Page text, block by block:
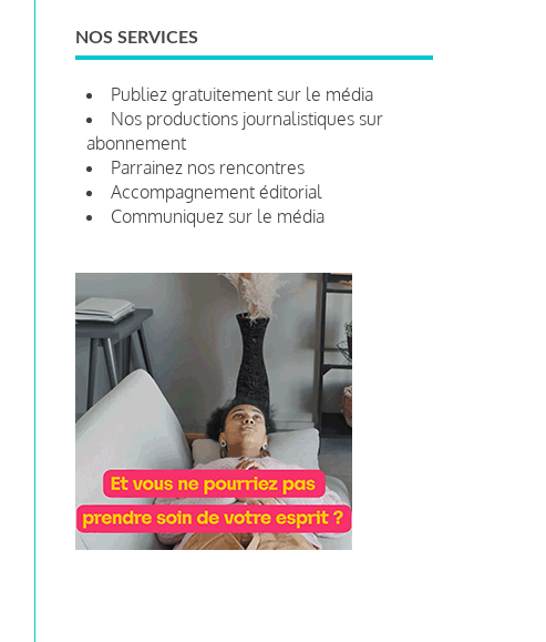
NOS SERVICES
Publiez gratuitement sur le média
Nos productions journalistiques sur
abonnement
Parrainez nos rencontres
Accompagnement éditorial
Communiquez sur le média